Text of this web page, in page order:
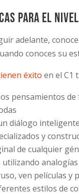
para el nivel
adelante,
conoces su
éxito en el C1
pensamientos
diálogo
y
de cualquier
utilizando
ven películas
estilos de